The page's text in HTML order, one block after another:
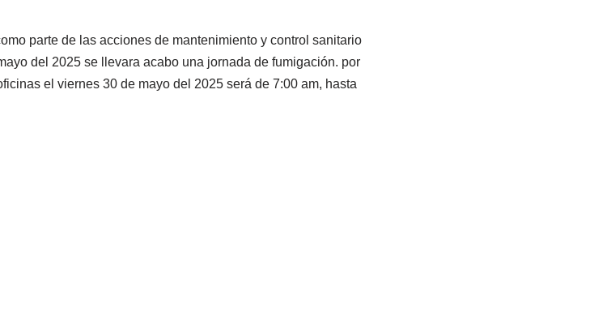
parte de las acciones de mantenimiento y control sanitario
del 2025 se llevara acabo una jornada de fumigación. por
el viernes 30 de mayo del 2025 será de 7:00 am, hasta